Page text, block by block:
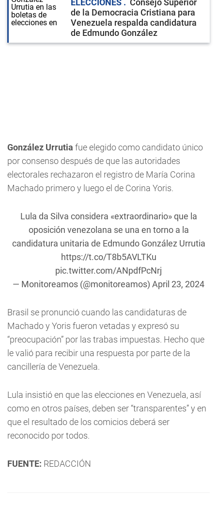
ELECCIONES
Consejo Superior
de la Democracia Cristiana para
Venezuela respalda candidatura
de Edmundo González
González Urrutia fue elegido como candidato único
por consenso después de que las autoridades
electorales rechazaron el registro de María Corina
Machado primero y luego el de Corina Yoris.
Lula da Silva considera «extraordinario» que la
oposición venezolana se una en torno a la
candidatura unitaria de Edmundo González Urrutia
https://t.co/T8b5AVLTKu
pic.twitter.com/ANpdfPcNrj
— Monitoreamos (@monitoreamos) April 23, 2024
Brasil se pronunció cuando las candidaturas de
Machado y Yoris fueron vetadas y expresó su
“preocupación” por las trabas impuestas. Hecho que
le valió para recibir una respuesta por parte de la
cancillería de Venezuela.
Lula insistió en que las elecciones en Venezuela, así
como en otros países, deben ser “transparentes” y en
que el resultado de los comicios deberá ser
reconocido por todos.
FUENTE: REDACCIÓN